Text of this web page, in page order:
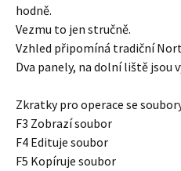
hodně.
Vezmu to jen stručně.
Vzhled připomíná tradiční
Dva panely, na dolní liště jsou
Zkratky pro operace se
F3 Zobrazí soubor
F4 Edituje soubor
F5 Kopíruje soubor